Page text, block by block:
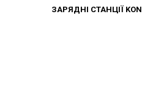
ЗАРЯДНІ СТАНЦІЇ